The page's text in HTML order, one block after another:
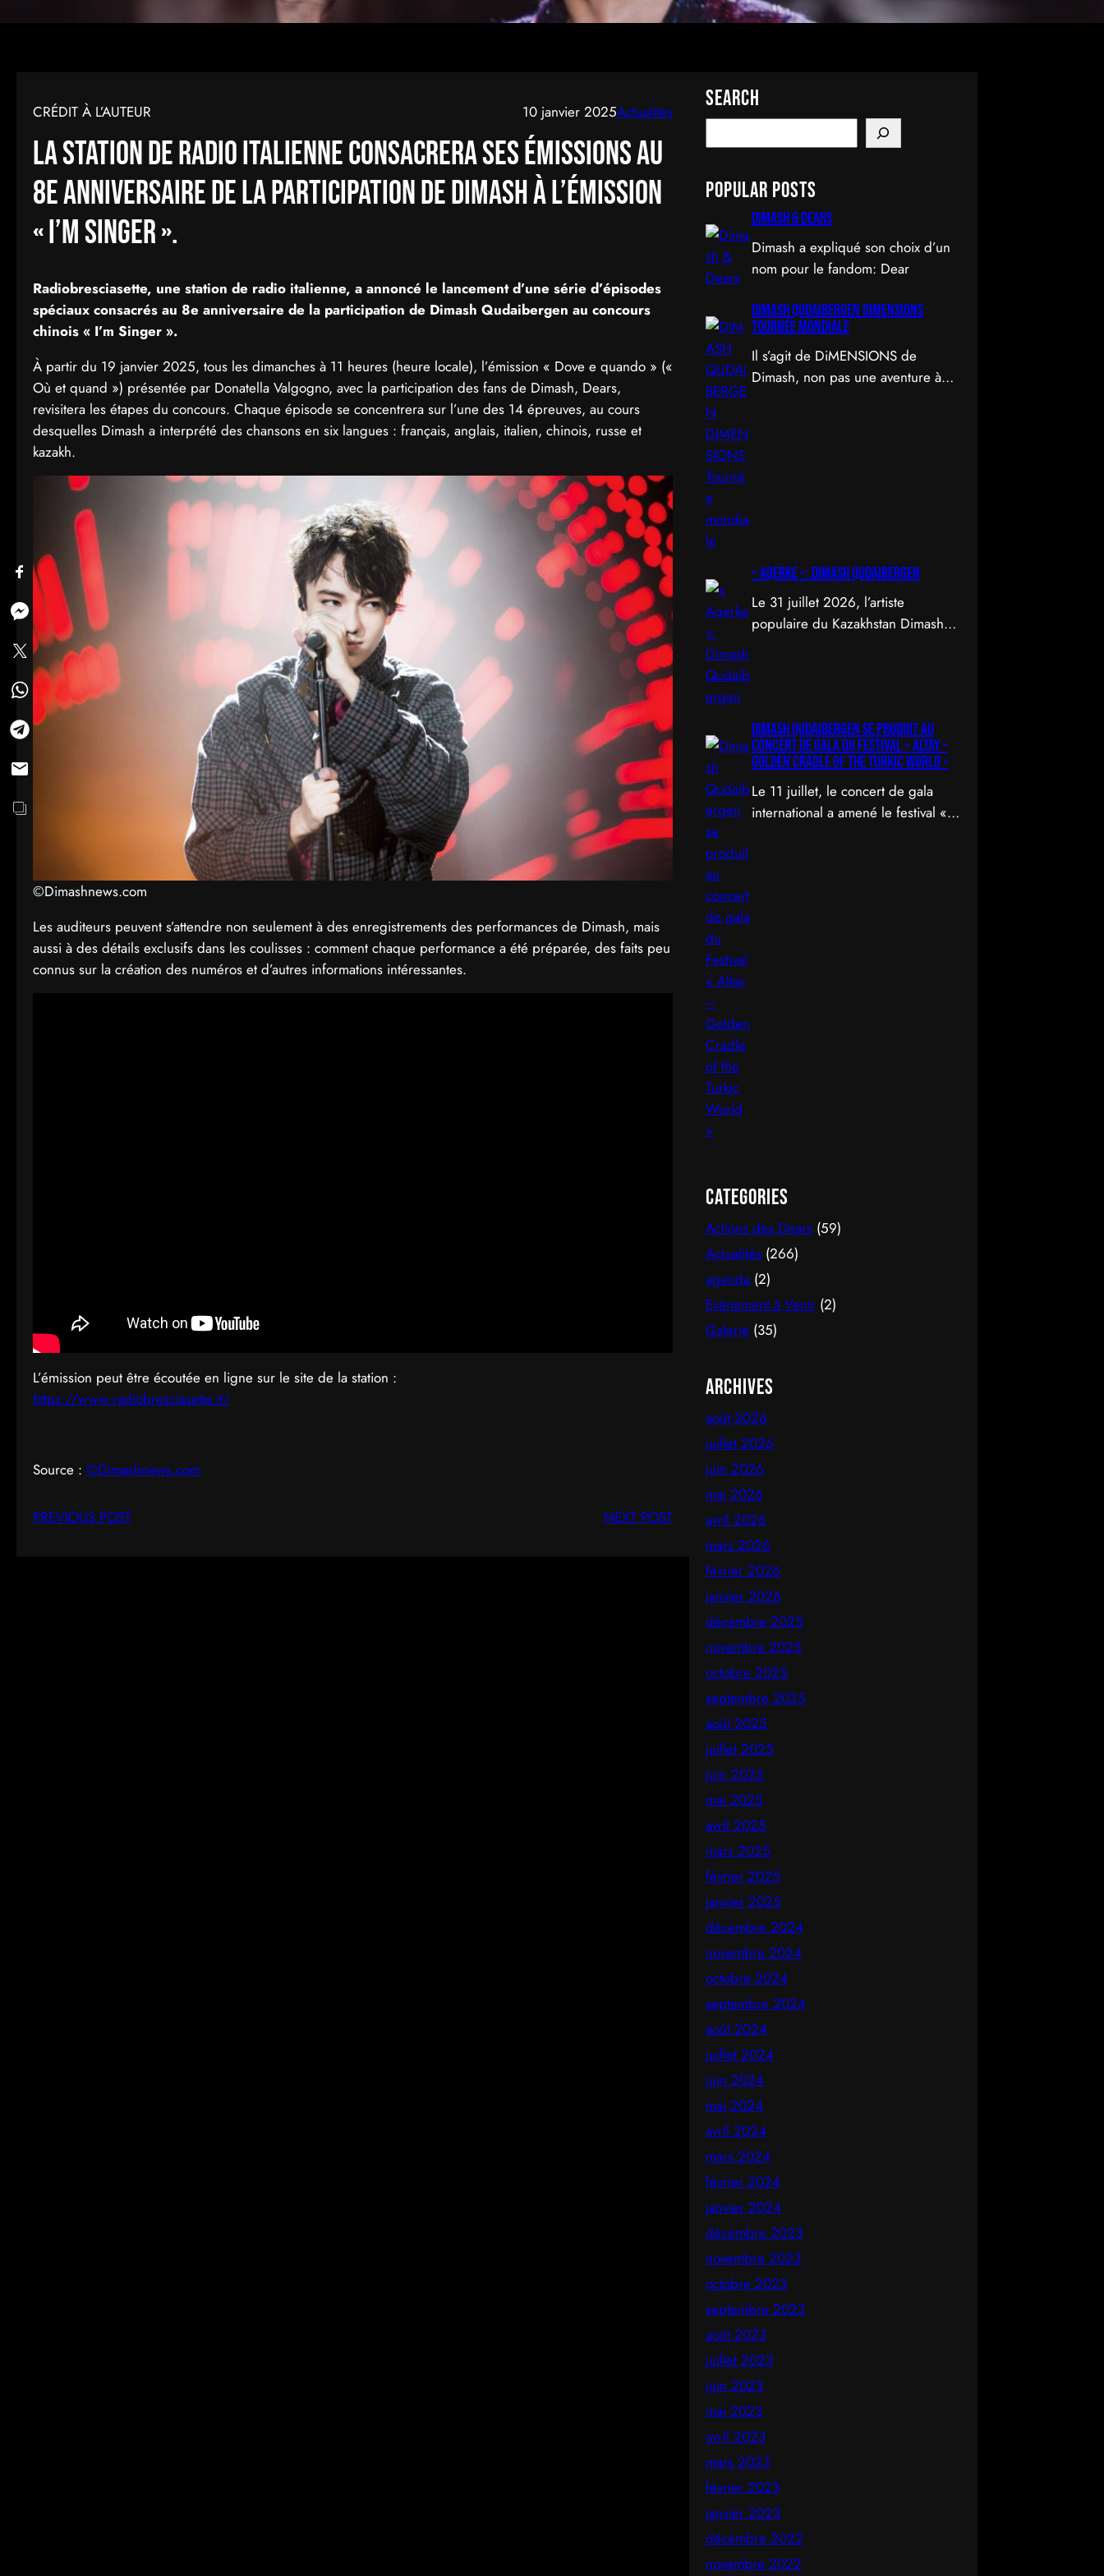
CRÉDIT À L’AUTEUR 10 janvier 2025Actualités
La station de radio italienne consacrera ses émissions au
8e anniversaire de la participation de Dimash à l’émission
« I’m Singer ».
Radiobresciasette, une station de radio italienne, a annoncé le lancement d’une série d’épisodes
spéciaux consacrés au 8e anniversaire de la participation de Dimash Qudaibergen au concours
chinois « I’m Singer ».
À partir du 19 janvier 2025, tous les dimanches à 11 heures (heure locale), l’émission « Dove e quando » («
Où et quand ») présentée par Donatella Valgogno, avec la participation des fans de Dimash, Dears,
revisitera les étapes du concours. Chaque épisode se concentrera sur l’une des 14 épreuves, au cours
desquelles Dimash a interprété des chansons en six langues : français, anglais, italien, chinois, russe et
kazakh.
©Dimashnews.com
Les auditeurs peuvent s’attendre non seulement à des enregistrements des performances de Dimash, mais
aussi à des détails exclusifs dans les coulisses : comment chaque performance a été préparée, des faits peu
connus sur la création des numéros et d’autres informations intéressantes.
L’émission peut être écoutée en ligne sur le site de la station :
https://www.radiobresciasette.it/
Source : ©Dimashnews.com
PREVIOUS POST NEXT POST
Search
e
r
h
Popular Posts
Dimash & Dears
Dimash a expliqué son choix d’un
nom pour le fandom: Dear
DIMASH QUDAIBERGEN DIMENSIONS
Tournée mondiale
Il s’agit de DiMENSIONS de
Dimash, non pas une aventure à
« Aqerke »: Dimash Qudaibergen
Le 31 juillet 2026, l’artiste
populaire du Kazakhstan Dimash
officielle.
Dimash Qudaibergen se produit au
concert de gala du Festival « Altay –
Golden Cradle of the Turkic World »
Le 11 juillet, le concert de gala
international a amené le festival «
Categories
Actions des Dears (59)
Actualités (266)
agenda (2)
Evènement à Venir (2)
Galerie (35)
Archives
août 2026
juillet 2026
juin 2026
mai 2026
avril 2026
mars 2026
février 2026
janvier 2026
décembre 2025
novembre 2025
octobre 2025
septembre 2025
août 2025
juillet 2025
juin 2025
mai 2025
avril 2025
mars 2025
février 2025
janvier 2025
décembre 2024
novembre 2024
octobre 2024
septembre 2024
août 2024
juillet 2024
juin 2024
mai 2024
avril 2024
mars 2024
février 2024
janvier 2024
décembre 2023
novembre 2023
octobre 2023
septembre 2023
août 2023
juillet 2023
juin 2023
mai 2023
avril 2023
mars 2023
février 2023
janvier 2023
décembre 2022
novembre 2022